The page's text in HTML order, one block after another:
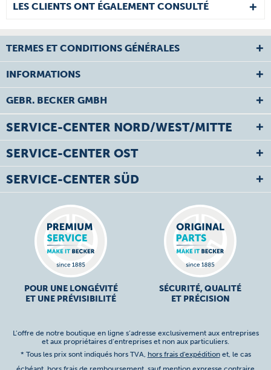
LES CLIENTS ONT ÉGALEMENT CONSULTÉ
TERMES ET CONDITIONS GÉNÉRALES
INFORMATIONS
GEBR. BECKER GMBH
SERVICE-CENTER NORD/WEST/MITTE
SERVICE-CENTER OST
SERVICE-CENTER SÜD
POUR UNE LONGÉVITÉ
ET UNE PRÉVISIBILITÉ
SÉCURITÉ, QUALITÉ
ET PRÉCISION
L’offre de notre boutique en ligne s’adresse exclusivement aux entreprises
et aux propriétaires d’entreprises et non aux particuliers.
* Tous les prix sont indiqués hors TVA, hors frais d'expéditionet, le cas